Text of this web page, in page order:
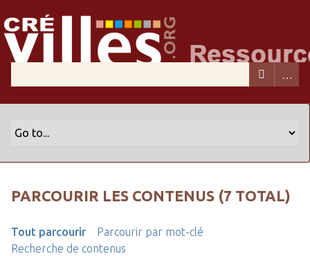
PARCOURIR LES CONTENUS (7 TOTAL)
Tout parcourir
Parcourir par mot-clé
Recherche de contenus